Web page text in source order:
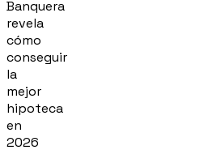
Banquera
revela
cómo
conseguir
la
mejor
hipoteca
en
2026